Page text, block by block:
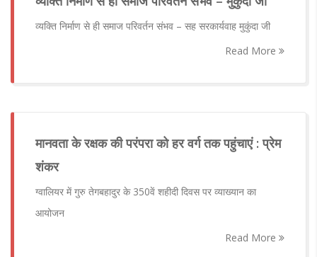
व्यक्ति निर्माण से ही समाज परिवर्तन संभव – सह सरकार्यवाह मुकुंदा जी
Read More
मानवता के रक्षक की परंपरा को हर वर्ग तक पहुंचाएं : प्रेम
शंकर
ग्वालियर में गुरु तेगबहादुर के 350वें शहीदी दिवस पर व्याख्यान का
आयोजन
Read More